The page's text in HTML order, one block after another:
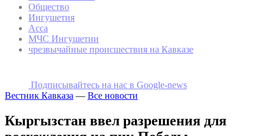
Общество
Ингушетия
Асса
МЧС Ингушетии
чрезвычайные происшествия на Кавказе
Подписывайтесь на наc в Google-news
Вестник Кавказа — Все новости
Кыргызстан ввел разрешения для